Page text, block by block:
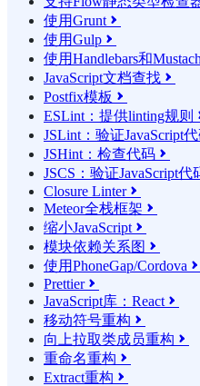
使用Grunt 
使用Gulp 
使用Handlebars和
JavaScript文档查找 
Postfix模板 
ESLint：提供linting规则
JSLint：验证JavaScript
JSHint：检查代码 
JSCS：验证JavaScript代
Closure Linter
Meteor全栈框架 
缩小JavaScript 
模块依赖关系图 
使用PhoneGap/Cordova 
Prettier
JavaScript库：React 
移动符号重构 
向上拉取类成员重构 
重命名重构 
Extract重构 